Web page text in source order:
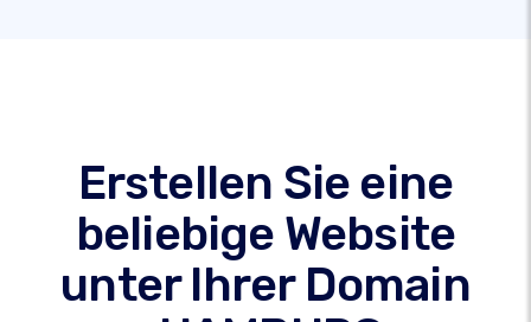
Erstellen Sie eine
beliebige Website
unter Ihrer Domain